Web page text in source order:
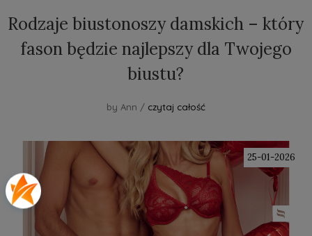
Rodzaje biustonoszy damskich – który
fason będzie najlepszy dla Twojego
biustu?
by Ann / czytaj całość
25-01-2026